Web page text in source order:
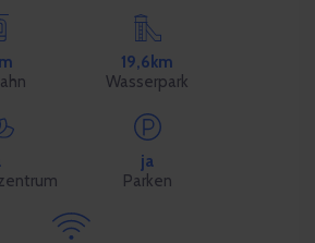
19,6km
Wasserpark
ja
Parken